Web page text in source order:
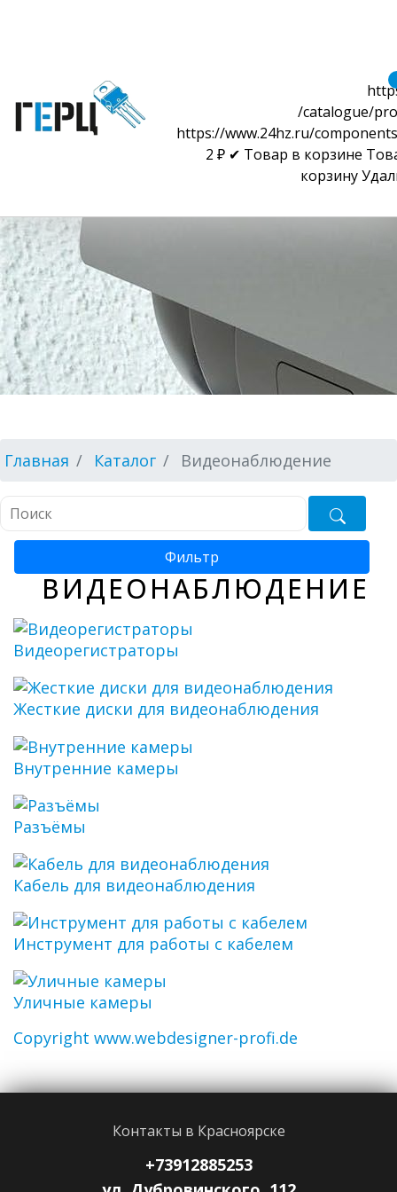
/catalogue/
https://www.24hz.ru/
2 ₽ ✔ Товар в корзине
корзину
Главная Каталог Видеонаблюдение
Фильтр
ВИДЕОНАБЛЮДЕНИЕ
Видеорегистраторы
Жесткие диски для видеонаблюдения
Внутренние камеры
Разъёмы
Кабель для видеонаблюдения
Инструмент для работы с кабелем
Уличные камеры
Copyright www.webdesigner-profi.de
Контакты в Красноярске
+73912885253